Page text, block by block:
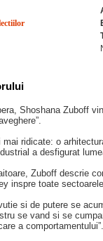
Shoshana Zuboff
ridicate: o
a desfigurat
Zuboff descrie
inspre toate
si de putere se
se vand si se
a comportamentului”.